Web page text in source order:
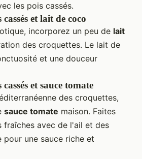
les pois cassés.
et lait de coco
incorporez un peu de lait
des croquettes. Le lait de
et une douceur
et sauce tomate
des croquettes,
sauce tomate maison. Faites
fraîches avec de l'ail et des
pour une sauce riche et